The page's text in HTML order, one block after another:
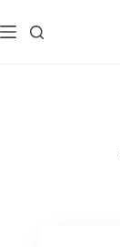
al
contenido